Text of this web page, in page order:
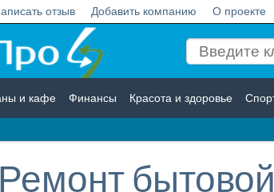
отзыв Добавить компанию О проекте
и кафе Финансы Красота и здоровье
Ремонт бытовой